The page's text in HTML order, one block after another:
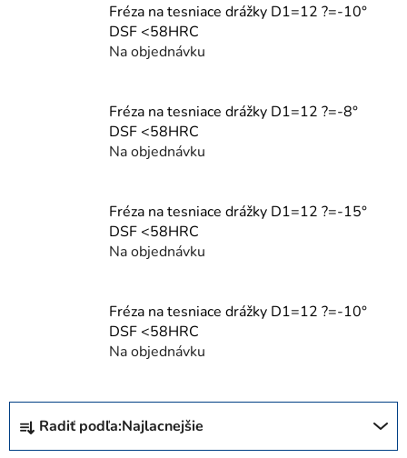
Fréza na tesniace drážky D1=12 ?=-10°
DSF <58HRC
Na objednávku
Fréza na tesniace drážky D1=12 ?=-8°
DSF <58HRC
Na objednávku
Fréza na tesniace drážky D1=12 ?=-15°
DSF <58HRC
Na objednávku
Fréza na tesniace drážky D1=12 ?=-10°
DSF <58HRC
Na objednávku
R
Radiť podľa:Najlacnejšie